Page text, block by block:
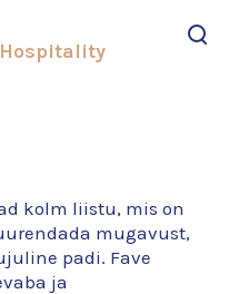
Hospitality
kolm liistu, mis on
mugavust,
padi. Fave
ja